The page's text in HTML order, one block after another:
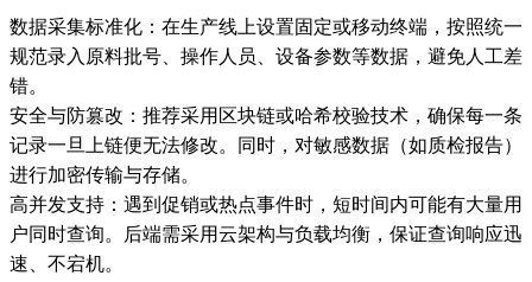
数据采集标准化：在生产线上设置固定或移动终端，按照统一
规范录入原料批号、操作人员、设备参数等数据，避免人工差
错。
安全与防篡改：推荐采用区块链或哈希校验技术，确保每一条
记录一旦上链便无法修改。同时，对敏感数据（如质检报告）
进行加密传输与存储。
高并发支持：遇到促销或热点事件时，短时间内可能有大量用
户同时查询。后端需采用云架构与负载均衡，保证查询响应迅
速、不宕机。